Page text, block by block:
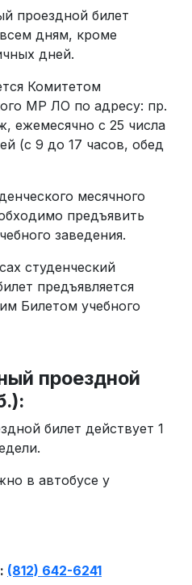
проездной билет
дням, кроме
дней.
Комитетом
МР ЛО по адресу: пр.
ежемесячно с 25 числа
(с 9 до 17 часов, обед
месячного
предъявить
заведения.
студенческий
предъявляется
Билетом учебного
проездной
билет действует 1
в автобусе у
(812) 642-6241